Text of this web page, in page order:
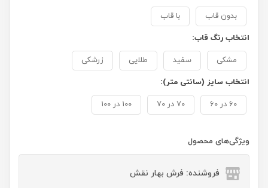
بدون قاب با قاب
انتخاب رنگ قاب:
مشکی سفید طلایی زرشکی
انتخاب سایز (سانتی متر):
60 در 60 70 در 70 100 در 100
ویژگی‌های محصول
فروشنده: فرش بهار نقش